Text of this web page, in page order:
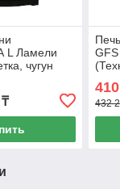
Ламели
чугун
432